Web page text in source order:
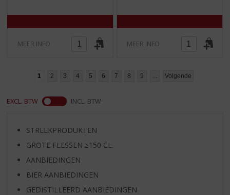
MEER INFO MEER INFO
1 2 3 4 5 6 7 8 9 ... Volgende
EXCL. BTW INCL. BTW
STREEKPRODUKTEN
GROTE FLESSEN ≥150 CL.
AANBIEDINGEN
BIER AANBIEDINGEN
GEDISTILLEERD AANBIEDINGEN